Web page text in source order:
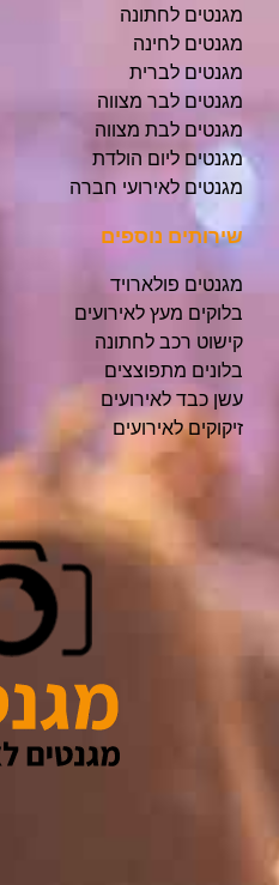
מגנטים לחתונה
מגנטים לחינה
מגנטים לברית
מגנטים לבר מצווה
מגנטים לבת מצווה
מגנטים ליום הולדת
מגנטים לאירועי חברה
שירותים נוספים
מגנטים פולארויד
בלוקים מעץ לאירועים
קישוט רכב לחתונה
בלונים מתפוצצים
עשן כבד לאירועים
זיקוקים לאירועים